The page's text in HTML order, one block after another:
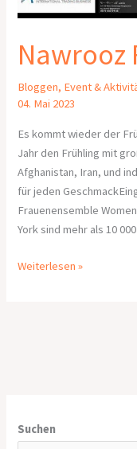
Nawrooz
Bloggen, Event &
04. Mai 2023
Es kommt wieder der
Jahr den Frühling mit
Afghanistan, Iran, und
für jeden
Frauenensemble
York sind mehr als 10
Weiterlesen »
Suchen